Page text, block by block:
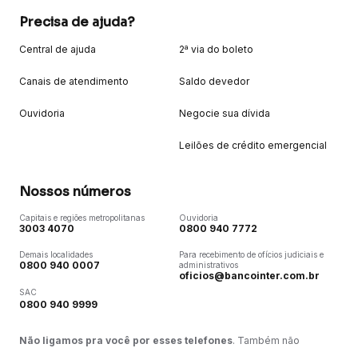
Precisa de ajuda?
Central de ajuda
Canais de atendimento
Ouvidoria
2ª via do boleto
Saldo devedor
Negocie sua dívida
Leilões de crédito emergencial
Nossos números
Capitais e regiões metropolitanas
3003 4070
Demais localidades
0800 940 0007
SAC
0800 940 9999
Ouvidoria
0800 940 7772
Para recebimento de ofícios judiciais e
administrativos
oficios@bancointer.com.br
Não ligamos pra você por esses telefones. Também não